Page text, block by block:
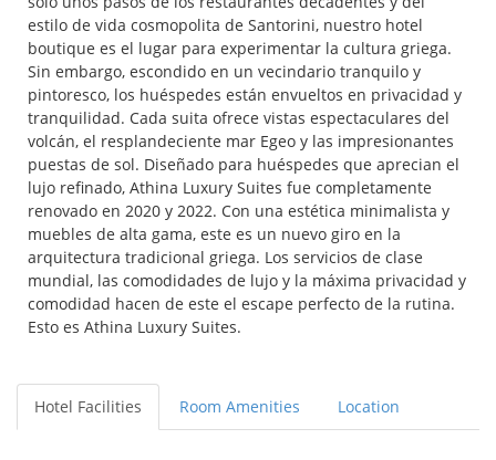
estilo de vida cosmopolita de Santorini, nuestro hotel
boutique es el lugar para experimentar la cultura griega.
Sin embargo, escondido en un vecindario tranquilo y
pintoresco, los huéspedes están envueltos en privacidad y
tranquilidad. Cada suita ofrece vistas espectaculares del
volcán, el resplandeciente mar Egeo y las impresionantes
puestas de sol. Diseñado para huéspedes que aprecian el
lujo refinado, Athina Luxury Suites fue completamente
renovado en 2020 y 2022. Con una estética minimalista y
muebles de alta gama, este es un nuevo giro en la
arquitectura tradicional griega. Los servicios de clase
mundial, las comodidades de lujo y la máxima privacidad y
comodidad hacen de este el escape perfecto de la rutina.
Esto es Athina Luxury Suites.
Hotel Facilities Room Amenities Location